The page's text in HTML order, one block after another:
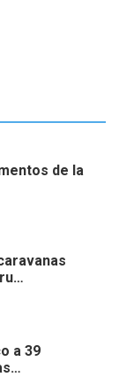
de la
a 39